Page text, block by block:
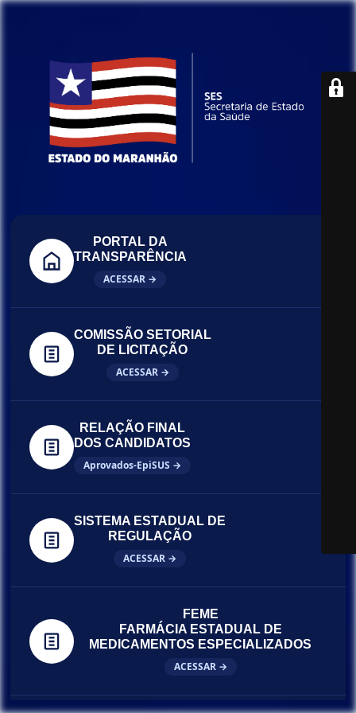
PORTAL DA
TRANSPARÊNCIA
ACESSAR →
COMISSÃO SETORIAL
DE LICITAÇÃO
ACESSAR →
RELAÇÃO FINAL
DOS CANDIDATOS
Aprovados-EpiSUS →
SISTEMA ESTADUAL DE
REGULAÇÃO
ACESSAR →
FEME
FARMÁCIA ESTADUAL DE
MEDICAMENTOS ESPECIALIZADOS
ACESSAR →